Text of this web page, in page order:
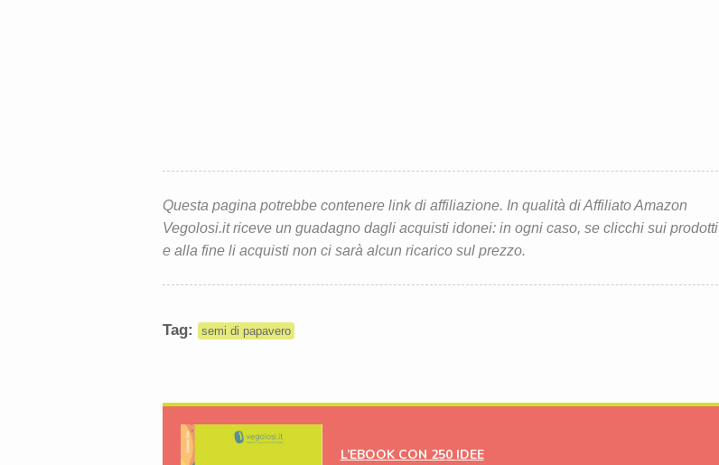
Questa pagina potrebbe contenere link di affiliazione. In qualità di Affiliato Amazon
Vegolosi.it riceve un guadagno dagli acquisti idonei: in ogni caso, se clicchi sui prodotti
e alla fine li acquisti non ci sarà alcun ricarico sul prezzo.
Tag: semi di papavero
L’EBOOK CON 250 IDEE